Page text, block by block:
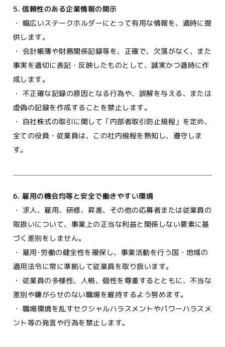
5. 信頼性のある企業情報の開示
・ 幅広いステークホルダーにとって有用な情報を、適時に提
供します。
・ 会計帳簿や財務関係記録等を、正確で、欠落がなく、また
事実を適切に表記・反映したものとして、誠実かつ適時に作
成します。
・ 不正確な記録の原因となる行為や、誤解を与える、または
虚偽の記録を作成することを禁止します。
・ 自社株式の取引に関して「内部者取引防止規程」を定め、
全ての役員・従業員は、この社内規程を熟知し、遵守しま
す。
6. 雇用の機会均等と安全で働きやすい環境
・ 求人、雇用、研修、昇進、その他の応募者または従業員の
取扱いについて、事業上の正当な利益と関係しない要素に基
づく差別をしません。
・ 雇用･労働の健全性を確保し、事業活動を行う国・地域の
適用法令に常に準拠して従業員を取り扱います。
・ 従業員の多様性、人格、個性を尊重するとともに、不当な
差別や嫌がらせのない職場を維持するよう努めます。
・ 職場環境を乱すセクシャルハラスメントやパワーハラスメ
ント等の発言や行為を禁止します。